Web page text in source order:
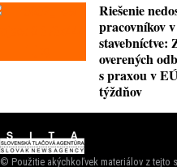
Riešenie
pracovníkov v
stavebníctve:
overených
s praxou v
týždňov
© Použitie akýchkoľvek materiálov z tejto